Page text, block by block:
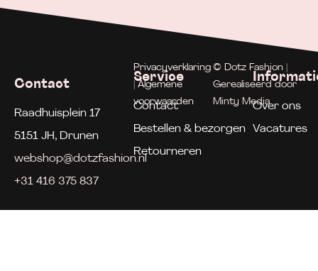
Contact
Raadhuisplein 17
5151 JH, Drunen
webshop@dotzfashion.nl
+31 416 375 837
Service
Contact
Bestellen & bezorgen
Retourneren
Over ons
Vacatures
Privacyverklaring
| Algemene
voorwaarden
© Dotz Fashion |
Gerealiseerd door
Minty Media